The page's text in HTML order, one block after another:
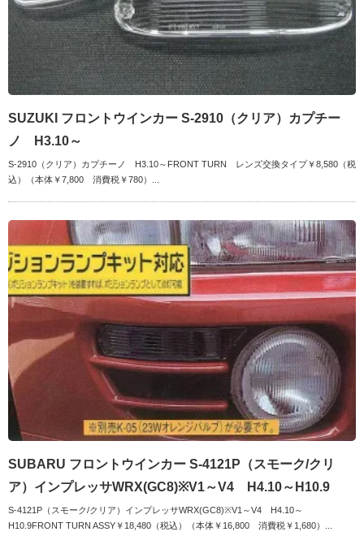
SUZUKI フロントウインカー S-2910（クリア）カプチー
ノ H3.10～
S-2910（クリア）カプチーノ H3.10～FRONT TURN レンズ交換タイプ￥8,580（税
込）（本体￥7,800 消費税￥780）...
SUBARU フロントウインカー S-4121P（スモーク/クリ
ア）インプレッサWRX(GC8)※V1～V4 H4.10～H10.9
S-4121P（スモーク/クリア）インプレッサWRX(GC8)※V1～V4 H4.10～
H10.9FRONT TURN ASSY￥18,480（税込）（本体￥16,800 消費税￥1,680）...